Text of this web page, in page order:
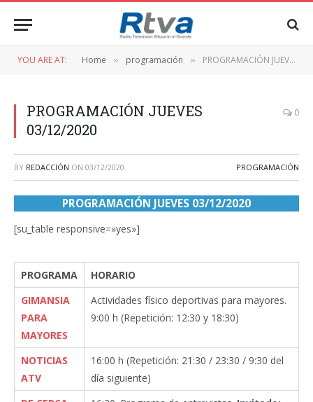
YOU ARE AT: Home » programación » PROGRAMACIÓN JUEVES 03/12/2020
PROGRAMACIÓN JUEVES
03/12/2020
0
BY REDACCIÓN ON 03/12/2020 PROGRAMACIÓN
PROGRAMACIÓN JUEVES 03/12/2020
[su_table responsive=»yes»]
PROGRAMA
HORARIO
GIMANSIA
PARA
MAYORES
Actividades físico deportivas para mayores.
9:00 h (Repetición: 12:30 y 18:30)
NOTICIAS
ATV
16:00 h (Repetición: 21:30 / 23:30 / 9:30 del
día siguiente)